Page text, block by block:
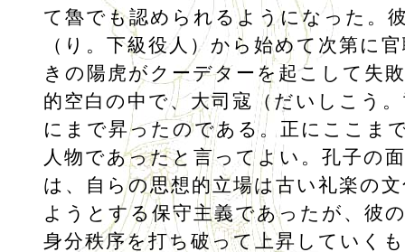
て魯でも認められるようになった。
（り。下級役人）から始めて次第に
きの陽虎がクーデターを起こして失
的空白の中で、大司寇（だいしこう
にまで昇ったのである。正にここま
人物であったと言ってよい。孔子の
は、自らの思想的立場は古い礼楽の
ようとする保守主義であったが、彼
身分秩序を打ち破って上昇していく